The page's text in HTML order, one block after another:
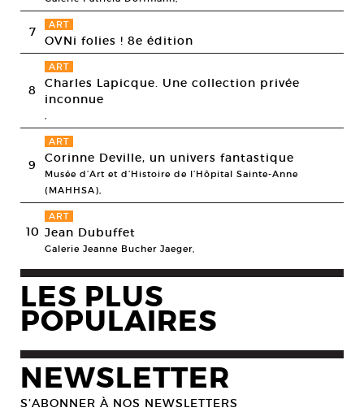
7 ART
OVNi folies ! 8e édition
8
ART
Charles Lapicque. Une collection privée
inconnue
,
9
ART
Corinne Deville, un univers fantastique
Musée d’Art et d’Histoire de l’Hôpital Sainte-Anne
(MAHHSA),
10
ART
Jean Dubuffet
Galerie Jeanne Bucher Jaeger,
LES PLUS
POPULAIRES
NEWSLETTER
S’ABONNER À NOS NEWSLETTERS